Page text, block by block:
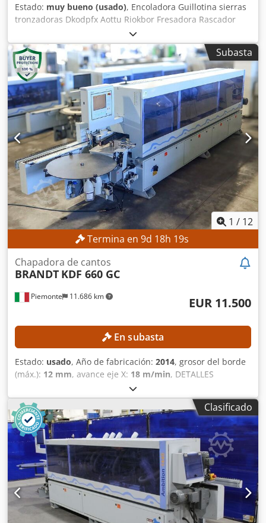
Estado: muy bueno (usado), Encoladora Guillotina sierras
tronzadoras Dkodpfx Aottu Riokbor Fresadora Rascador
Subasta
1 / 12
Termina en 9d 18h 16s
Piemonte 11.686 km
Chapadora de cantos
BRANDT KDF 660 GC
EUR 11.500
En subasta
Estado: usado, Año de fabricación: 2014, grosor del borde
(máx.): 12 mm, avance eje X: 18 m/min, DETALLES
TÉCNICOS Dimensiones de la pieza de trabajo Altura
mínima de la placa: 10 mm Altura máxima de la placa: 60
mm Anchura mínima de la placa: 70 mm Espesor mínimo
del borde: 0,4 mm Espesor máximo del borde: 12 mm
Velocidad máxima de avance: 18 m/min Avance y guía
Presión mediante rodillos de apoyo Guías de soporte de la
placa Unidad para el procesamiento de placas Unidad de
pre-fresado Accionamiento automático temporizado
Potencia del motor: 2,2 kW Encolado de bordes Magacín de
rodillos para bordes Depósito de adhesivo para adhesivo
termofusible EVA Precalentador para adhesivo
Clasificado